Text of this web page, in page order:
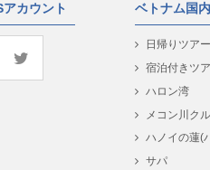
アカウント ベトナム国内
日帰りツアー
宿泊付きツ
ハロン湾
メコン川ク
ハノイの蓮(
サパ